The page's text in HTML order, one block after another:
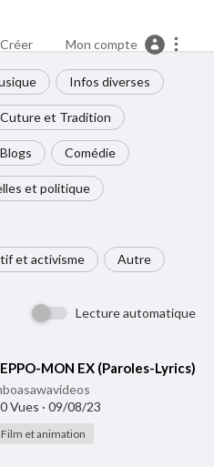
Créer Mon compte
Infos diverses
et Tradition
Comédie
et politique
et activisme Autre
Lecture automatique
MON EX (Paroles-Lyrics)
Vues · 09/08/23
Film et animation